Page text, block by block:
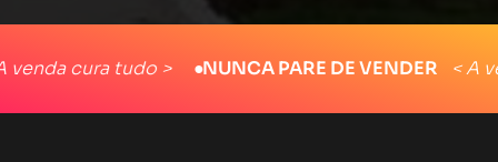
cura tudo > ●NUNCA PARE DE VENDER < A venda